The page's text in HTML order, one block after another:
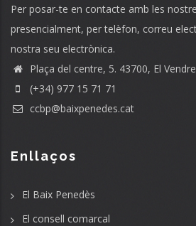
Per posar-te en contacte amb les
presencialment, per telèfon, correu
nostra seu electrònica.
Plaça del centre, 5. 43700, El
(+34) 977 15 71 71
ccbp@baixpenedes.cat
Enllaços
El Baix Penedès
El consell comarcal